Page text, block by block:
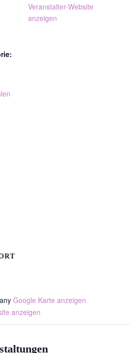
Veranstalter-Website
anzeigen
Google Karte anzeigen
anzeigen